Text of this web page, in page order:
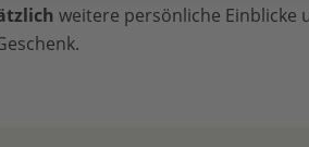
weitere persönliche Einblicke